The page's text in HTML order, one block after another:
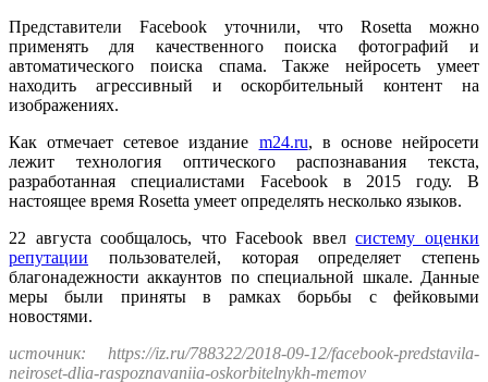
Представители Facebook уточнили, что Rosetta можно
применять для качественного поиска фотографий и
автоматического поиска спама. Также нейросеть умеет
находить агрессивный и оскорбительный контент на
изображениях.
Как отмечает сетевое издание m24.ru, в основе нейросети
лежит технология оптического распознавания текста,
разработанная специалистами Facebook в 2015 году. В
настоящее время Rosetta умеет определять несколько языков.
22 августа сообщалось, что Facebook ввелсистему оценки
репутации пользователей, которая определяет степень
благонадежности аккаунтов по специальной шкале. Данные
меры были приняты в рамках борьбы с фейковыми
новостями.
источник: https://iz.ru/788322/2018-09-12/facebook-predstavila-
neiroset-dlia-raspoznavaniia-oskorbitelnykh-memov